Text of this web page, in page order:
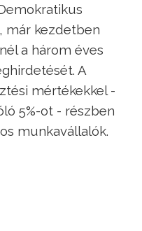
már kezdetben
a három éves
A
mértékekkel -
5%-ot - részben
munkavállalók.